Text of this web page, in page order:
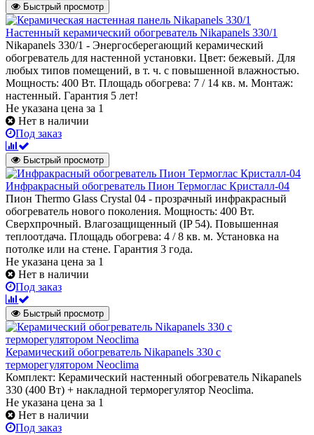
Быстрый просмотр
Настенный керамический обогреватель Nikapanels 330/1
Nikapanels 330/1 - Энергосберегающий керамический
обогреватель для настенной установки. Цвет: бежевый. Для
любых типов помещений, в т. ч. с повышенной влажностью.
Мощность: 400 Вт. Площадь обогрева: 7 / 14 кв. м. Монтаж:
настенный. Гарантия 5 лет!
Не указана цена за 1
Нет в наличии
Под заказ
Быстрый просмотр
Инфракрасный обогреватель Пион Термоглас Кристалл-04
Пион Thermo Glass Сrystal 04 - прозрачный инфракрасный
обогреватель нового поколения. Мощность: 400 Вт.
Сверхпрочный. Влагозащищенный (IP 54). Повышенная
теплоотдача. Площадь обогрева: 4 / 8 кв. м. Установка на
потолке или на стене. Гарантия 3 года.
Не указана цена за 1
Нет в наличии
Под заказ
Быстрый просмотр
Керамический обогреватель Nikapanels 330 с
терморегулятором Neoclima
Комплект: Керамический настенный обогреватель Nikapanels
330 (400 Вт) + накладной терморегулятор Neoclima.
Не указана цена за 1
Нет в наличии
Под заказ